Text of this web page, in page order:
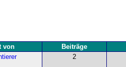
von Beiträge
2